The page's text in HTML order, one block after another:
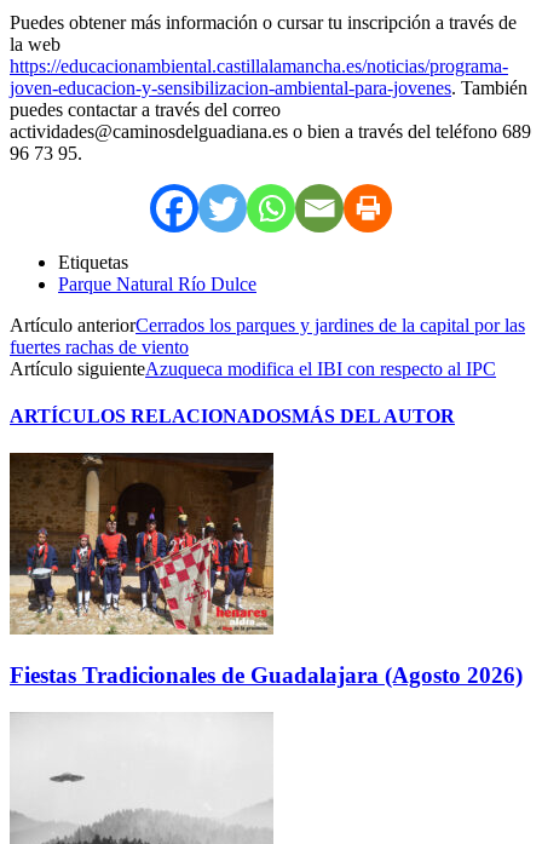
Puedes obtener más información o cursar tu inscripción a través de
la web
https://educacionambiental.castillalamancha.es/noticias/programa-
joven-educacion-y-sensibilizacion-ambiental-para-jovenes. También
puedes contactar a través del correo
actividades@caminosdelguadiana.es o bien a través del teléfono 689
96 73 95.
Etiquetas
Parque Natural Río Dulce
Artículo anteriorCerrados los parques y jardines de la capital por las
fuertes rachas de viento
Artículo siguienteAzuqueca modifica el IBI con respecto al IPC
ARTÍCULOS RELACIONADOSMÁS DEL AUTOR
Fiestas Tradicionales de Guadalajara (Agosto 2026)